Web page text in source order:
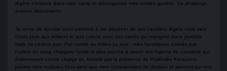
légère s'insinue dans mon camp et désorganise mes nobles gaulois. Sa phalange
avance doucement.
Je tente de riposter sans parvenir à me dépétrer de ses cavaliers légers mais mes
chars joue aux indiens et aux colons avec ses carrés qui mangent force javelots
mais ne cèdent pas. Par contre au milieu ça pue : mes fanatiques enivrés par
l'odeur du sang chargent l'unité la plus proche à savoir son Agema de cavalerie qui
évidemment contre charge et, boosté par la présence de Ptolémée Keraunos
piétine mes nudistes fous ainsi que mon commandant de division et percent sur une